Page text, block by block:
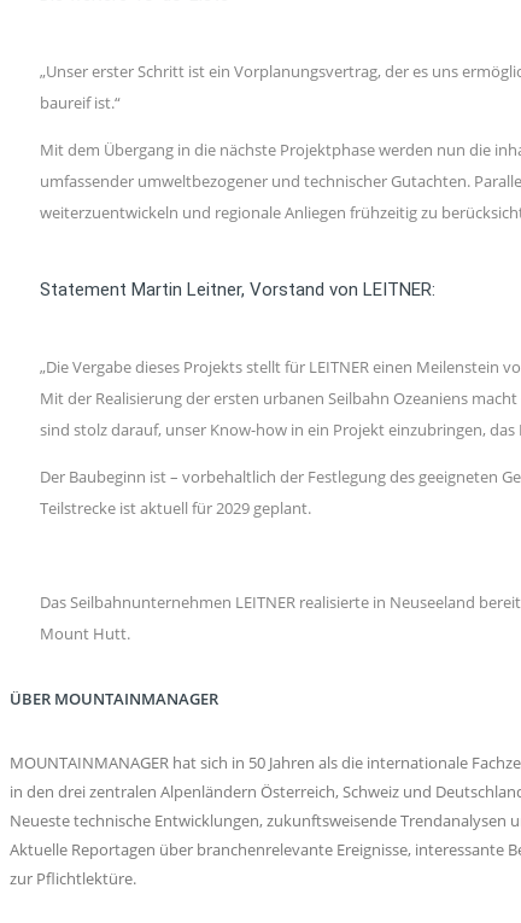
„Unser erster Schritt ist ein Vorplanungsvertrag, der es uns
baureif ist.“
Mit dem Übergang in die nächste Projektphase werden nun die
umfassender umweltbezogener und technischer Gutachten.
weiterzuentwickeln und regionale Anliegen frühzeitig zu
Statement Martin Leitner, Vorstand von LEITNER:
„Die Vergabe dieses Projekts stellt für LEITNER einen
Mit der Realisierung der ersten urbanen Seilbahn Ozeaniens
sind stolz darauf, unser Know-how in ein Projekt einzubringen,
Der Baubeginn ist – vorbehaltlich der Festlegung des geeigneten
Teilstrecke ist aktuell für 2029 geplant.
Das Seilbahnunternehmen LEITNER realisierte in Neuseeland
Mount Hutt.
ÜBER MOUNTAINMANAGER
MOUNTAINMANAGER hat sich in 50 Jahren als die internationale
in den drei zentralen Alpenländern Österreich, Schweiz und
Neueste technische Entwicklungen, zukunftsweisende
Aktuelle Reportagen über branchenrelevante Ereignisse, interessante
zur Pflichtlektüre.